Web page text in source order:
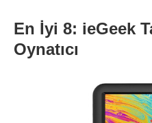
En İyi 8: ieGeek
Oynatıcı